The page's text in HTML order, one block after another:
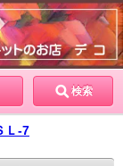
検索
Ｌ-7